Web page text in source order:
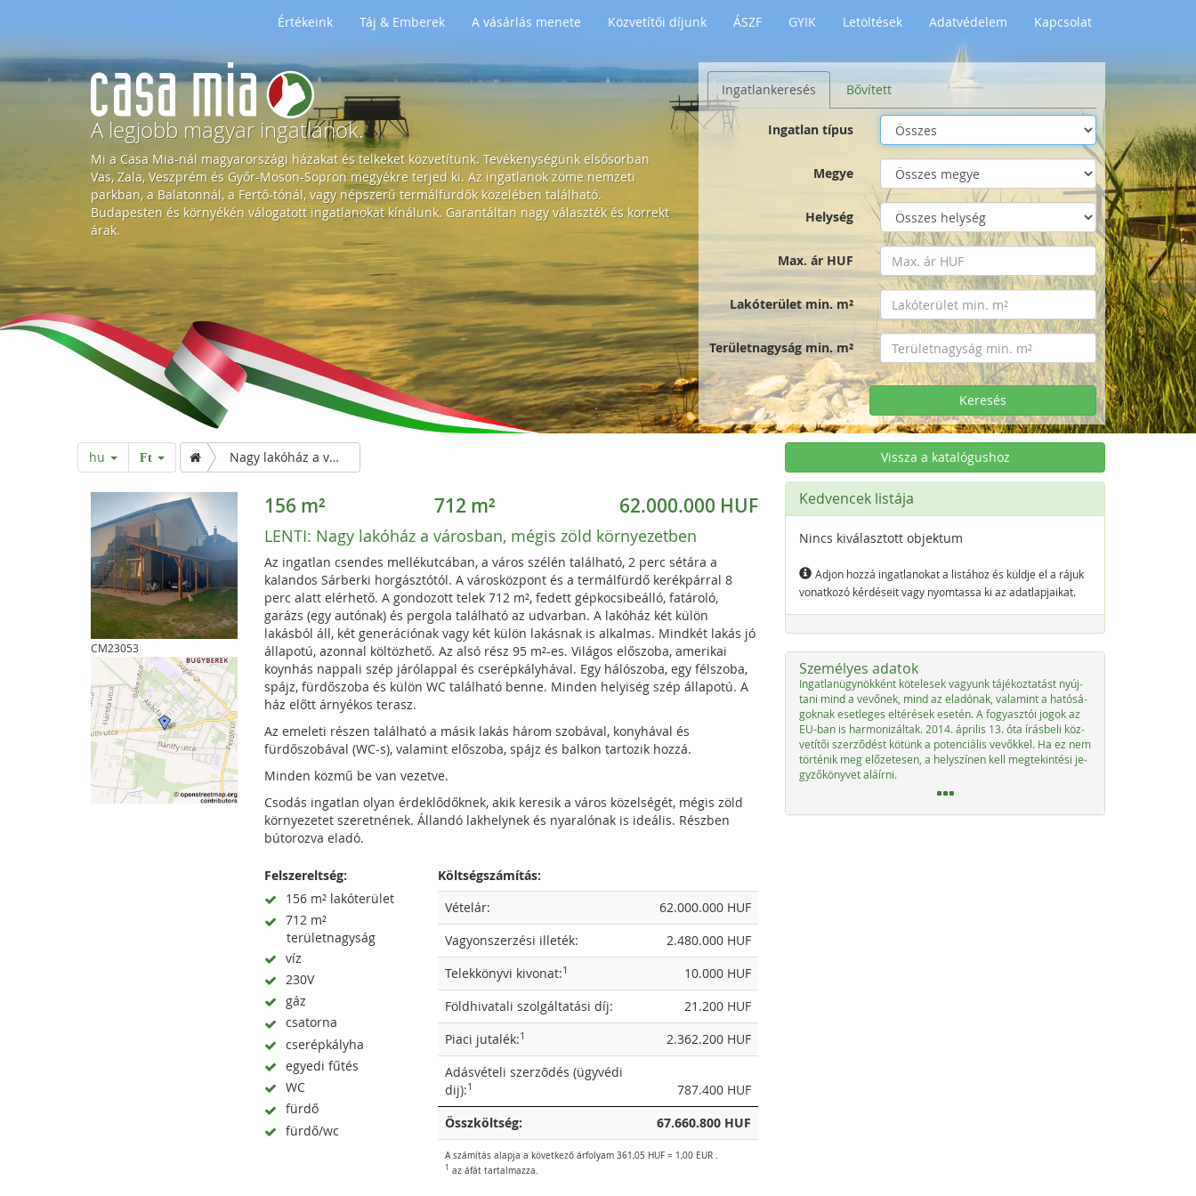
Értékeink Táj & Emberek A vásárlás menete Közvetítői díjunk ÁSZF GYIK Letöltések Adatvédelem Kapcsolat
H
o
m
e
A legjobb magyar ingatlanok.
Mi a Casa Mia-nál magyarországi házakat és telkeket közvetítünk. Tevékenységünk elsősorban
Vas, Zala, Veszprém és Győr-Moson-Sopron megyékre terjed ki. Az ingatlanok zöme nemzeti
parkban, a Balatonnál, a Fertő-tónál, vagy népszerű termálfürdők közelében található.
Budapesten és környékén válogatott ingatlanokat kínálunk. Garantáltan nagy választék és korrekt
árak.
Ingatlankeresés Bővített
Ingatlan típus
Megye
Helység
Max. ár HUF
Lakóterület min. m²
Területnagyság min. m²
Keresés
hu Ft Nagy lakóház a városban, mégis zöld környezetben
CM23053
156 m² 712 m² 62.000.000 HUF
LENTI: Nagy lakóház a városban, mégis zöld környezetben
Az ingatlan csendes mellékutcában, a város szélén található, 2 perc sétára a
kalandos Sárberki horgásztótól. A városközpont és a termálfürdő kerékpárral 8
perc alatt elérhető. A gondozott telek 712 m², fedett gépkocsibeálló, fatároló,
garázs (egy autónak) és pergola található az udvarban. A lakóház két külön
lakásból áll, két generációnak vagy két külön lakásnak is alkalmas. Mindkét lakás jó
állapotú, azonnal költözhető. Az alsó rész 95 m²-es. Világos előszoba, amerikai
koynhás nappali szép járólappal és cserépkályhával. Egy hálószoba, egy félszoba,
spájz, fürdőszoba és külön WC található benne. Minden helyiség szép állapotú. A
ház előtt árnyékos terasz.
Az emeleti részen található a másik lakás három szobával, konyhával és
fürdőszobával (WC-s), valamint előszoba, spájz és balkon tartozik hozzá.
Minden közmű be van vezetve.
Csodás ingatlan olyan érdeklődőknek, akik keresik a város közelségét, mégis zöld
környezetet szeretnének. Állandó lakhelynek és nyaralónak is ideális. Részben
bútorozva eladó.
Felszereltség:
156 m² lakóterület
712 m²
területnagyság
víz
230V
gáz
csatorna
cserépkályha
egyedi fűtés
WC
fürdő
fürdő/wc
Költségszámítás:
Vételár:
62.000.000 HUF
Vagyonszerzési illeték:
2.480.000 HUF
Telekkönyvi kivonat:1
10.000 HUF
Földhivatali szolgáltatási díj:
21.200 HUF
Piaci jutalék:1
2.362.200 HUF
Adásvételi szerzõdés (ügyvédi
dij):1
787.400 HUF
Összköltség:
67.660.800 HUF
A számítás alapja a következő árfolyam 361,05 HUF = 1,00 EUR .
1 az áfát tartalmazza.
Vissza a katalógushoz
Kedvencek listája
Nincs kiválasztott objektum
Adjon hozzá ingatlanokat a listához és küldje el a rájuk
vonatkozó kérdéseit vagy nyomtassa ki az adatlapjaikat.
Személyes adatok
In­gat­la­nü­g­ynök­ként kö­t­e­le­sek va­gyunk tájé­koz­ta­tást nyúj­
ta­ni mind a ve­vő­nek, mind az ela­dónak, vala­mint a ha­tósá­
go­knak eset­le­ges el­té­r­é­sek ese­tén. A fo­gyasz­tói jo­gok az
EU-ban is har­mo­ni­zál­tak. 2014. ápri­lis 13. óta írás­be­li köz­
vetítői szer­ződést kötünk a po­ten­ciá­lis ve­vők­kel. Ha ez nem
tör­té­nik meg előze­te­sen, a he­lys­zí­nen kell meg­tek­in­té­si je­
gy­ző­könyvet aláír­ni.